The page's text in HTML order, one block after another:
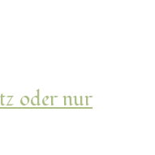
oder nur